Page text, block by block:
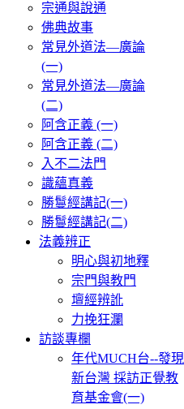
宗通與說通
佛典故事
常見外道法—廣論
(一)
常見外道法—廣論
(二)
阿含正義 (一)
阿含正義 (二)
入不二法門
識蘊真義
勝鬘經講記(一)
勝鬘經講記(二)
法義辨正
明心與初地釋
宗門與教門
壇經辨訛
力挽狂瀾
訪談專欄
年代MUCH台--發現
新台灣 採訪正覺教
育基金會(一)